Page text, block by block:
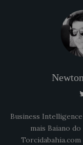
Business
mais Baiano